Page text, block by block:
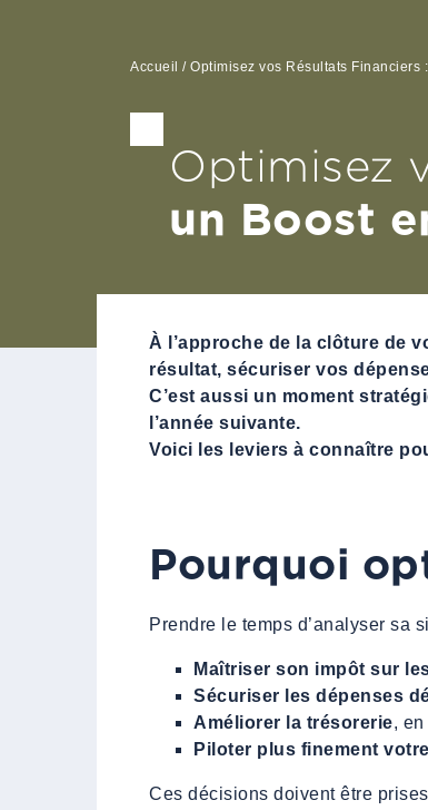
Accueil / Optimisez vos Résultats Financiers
Optimisez
un Boost
À l’approche de la clôture de
résultat, sécuriser vos
C’est aussi un moment
l’année suivante.
Voici les leviers à connaître
Pourquoi
Prendre le temps d’analyser sa
Maîtriser son impôt sur
Sécuriser les dépenses
Améliorer la trésorerie,
Piloter plus finement
Ces décisions doivent être